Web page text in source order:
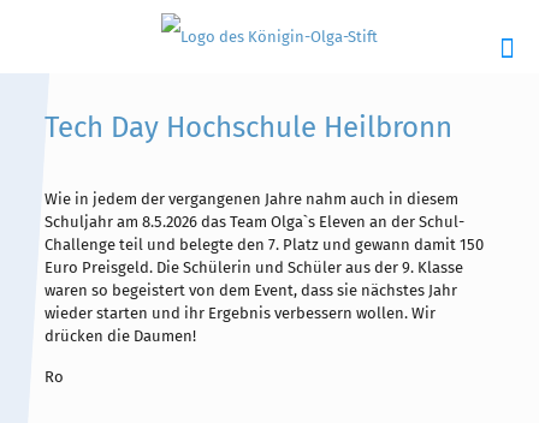
Hauptinhalt Alt + Shift + H
Speiseplan Alt + Shift + S
Kalender Alt + Shift + K
Tech Day Hochschule Heilbronn
Wie in jedem der vergangenen Jahre nahm auch in diesem
Schuljahr am 8.5.2026 das Team Olga`s Eleven an der Schul-
Challenge teil und belegte den 7. Platz und gewann damit 150
Euro Preisgeld. Die Schülerin und Schüler aus der 9. Klasse
waren so begeistert von dem Event, dass sie nächstes Jahr
wieder starten und ihr Ergebnis verbessern wollen. Wir
drücken die Daumen!
Ro